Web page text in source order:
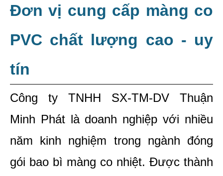
Đơn vị cung cấp màng co
PVC chất lượng cao - uy
tín
Công ty TNHH SX-TM-DV Thuận
Minh Phát là doanh nghiệp với nhiều
năm kinh nghiệm trong ngành đóng
gói bao bì màng co nhiệt. Được thành